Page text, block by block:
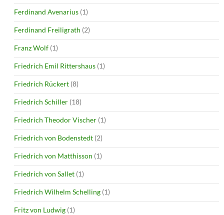
Ferdinand Avenarius (1)
Ferdinand Freiligrath (2)
Franz Wolf (1)
Friedrich Emil Rittershaus (1)
Friedrich Rückert (8)
Friedrich Schiller (18)
Friedrich Theodor Vischer (1)
Friedrich von Bodenstedt (2)
Friedrich von Matthisson (1)
Friedrich von Sallet (1)
Friedrich Wilhelm Schelling (1)
Fritz von Ludwig (1)